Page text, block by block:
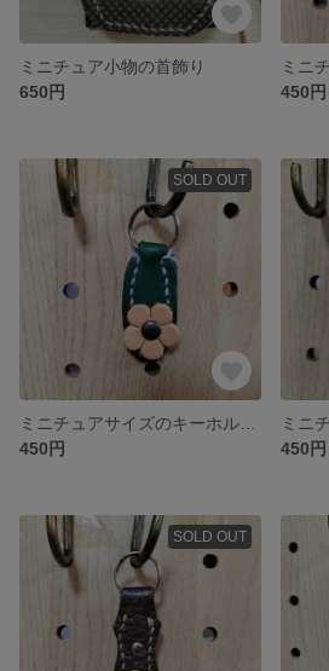
ミニチュア小物の首飾り
650円
450円
SOLD OUT
450円
450円
SOLD OUT